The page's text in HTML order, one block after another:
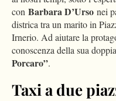
con Barbara D’Urso nei
districa tra un marito in
Irnerio. Ad aiutare la
conoscenza della sua
Porcaro”.
Taxi a due